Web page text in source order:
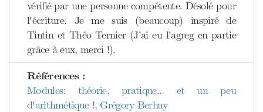
vérifié par une personne compétente. Désolé pour
l'écriture. Je me suis (beaucoup) inspiré de
Tintin et Théo Ternier (J'ai eu l'agreg en partie
grâce à eux, merci !).
Références :
Modules: théorie, pratique... et un peu
d'arithmétique !, Grégory Berhuy